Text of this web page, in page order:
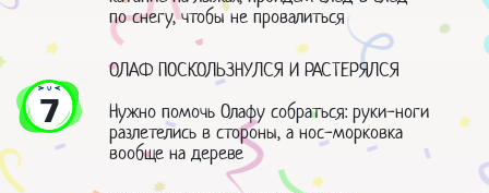
по снегу, чтобы не провалиться
7
ОЛАФ ПОСКОЛЬЗНУЛСЯ И РАСТЕРЯЛСЯ
Нужно помочь Олафу собраться: руки-ноги
разлетелись в стороны, а нос-морковка
вообще на дереве